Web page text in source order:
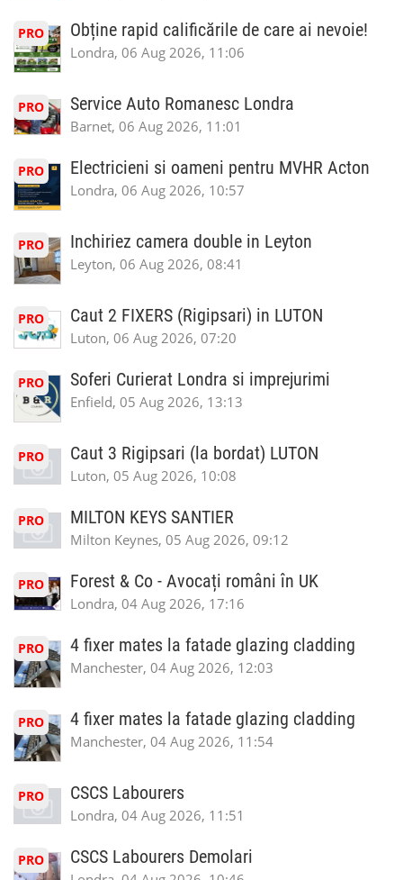
PRO Obține rapid calificările de care ai nevoie!
Londra, 06 Aug 2026, 11:06
PRO Service Auto Romanesc Londra
Barnet, 06 Aug 2026, 11:01
PRO Electricieni si oameni pentru MVHR Acton
Londra, 06 Aug 2026, 10:57
PRO Inchiriez camera double in Leyton
Leyton, 06 Aug 2026, 08:41
PRO Caut 2 FIXERS (Rigipsari) in LUTON
Luton, 06 Aug 2026, 07:20
PRO Soferi Curierat Londra si imprejurimi
Enfield, 05 Aug 2026, 13:13
PRO Caut 3 Rigipsari (la bordat) LUTON
Luton, 05 Aug 2026, 10:08
PRO MILTON KEYS SANTIER
Milton Keynes, 05 Aug 2026, 09:12
PRO Forest & Co - Avocați români în UK
Londra, 04 Aug 2026, 17:16
PRO 4 fixer mates la fatade glazing cladding
Manchester, 04 Aug 2026, 12:03
PRO 4 fixer mates la fatade glazing cladding
Manchester, 04 Aug 2026, 11:54
PRO CSCS Labourers
Londra, 04 Aug 2026, 11:51
PRO CSCS Labourers Demolari